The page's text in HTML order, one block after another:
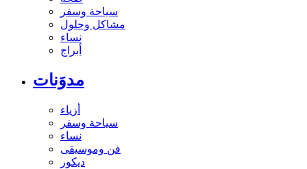
سياحة وسفر
مشاكل وحلول
نساء
أبراج
مدوَنات
أزياء
سياحة وسفر
نساء
فن وموسيقى
ديكور